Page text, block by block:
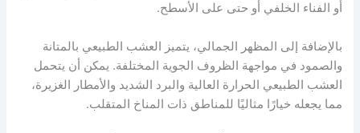
أو الفناء الخلفي أو حتى على الأسطح.
بالإضافة إلى المظهر الجمالي، يتميز العشب الطبيعي بالمتانة
والصمود في مواجهة الظروف الجوية المختلفة. يمكن أن يتحمل
العشب الطبيعي الحرارة العالية والبرد الشديد والأمطار الغزيرة،
مما يجعله خيارًا مثاليًا للمناطق ذات المناخ المتقلب.